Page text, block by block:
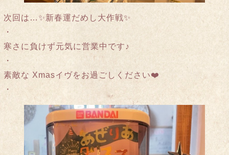
次回は…✨新春運だめし大作戦✨
・
寒さに負けず元気に営業中です♪
・
素敵な Xmasイヴをお過ごしください❤️
・